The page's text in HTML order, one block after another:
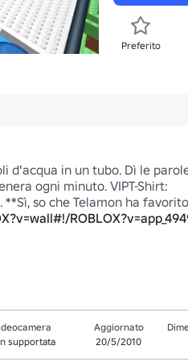
Preferito
d'acqua in un tubo. Dì le
ogni minuto. VIPT-Shirt:
**Sì, so che Telamon ha
supportata
Aggiornato
20/5/2010